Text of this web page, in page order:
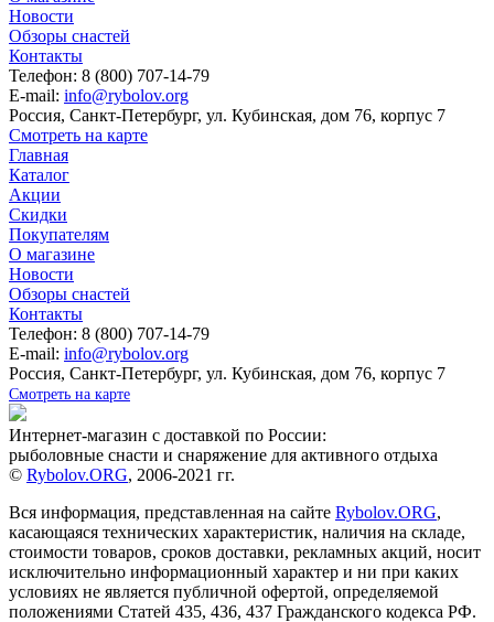
Новости
Обзоры снастей
Контакты
Телефон: 8 (800) 707-14-79
E-mail: info@rybolov.org
Россия, Санкт-Петербург, ул. Кубинская, дом 76, корпус 7
Смотреть на карте
Главная
Каталог
Акции
Скидки
Покупателям
О магазине
Новости
Обзоры снастей
Контакты
Телефон: 8 (800) 707-14-79
E-mail: info@rybolov.org
Россия, Санкт-Петербург, ул. Кубинская, дом 76, корпус 7
Смотреть на карте
Интернет-магазин с доставкой по России:
рыболовные снасти и снаряжение для активного отдыха
© Rybolov.ORG, 2006-2021 гг.
Вся информация, представленная на сайте Rybolov.ORG,
касающаяся технических характеристик, наличия на складе,
стоимости товаров, сроков доставки, рекламных акций, носит
исключительно информационный характер и ни при каких
условиях не является публичной офертой, определяемой
положениями Статей 435, 436, 437 Гражданского кодекса РФ.